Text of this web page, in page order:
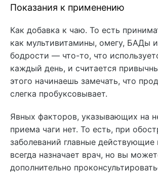
Показания к применению
Как добавка к чаю. То есть
как мультивитамины, омегу, БАДы
бодрости — что-то, что
каждый день, и считается
этого начинаешь замечать, что
слегка пробуксовывает.
Явных факторов, указывающих на
приема чаги нет. То есть, при
заболеваний главные действующие
всегда назначает врач, но вы
дополнительно